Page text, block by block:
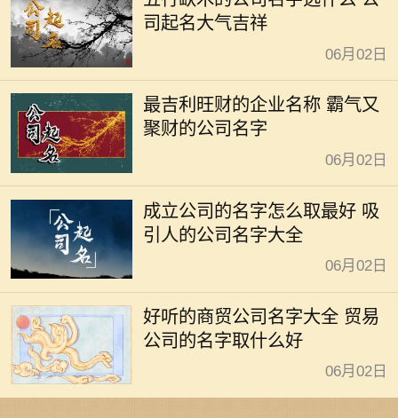
司起名大气吉祥
06月02日
最吉利旺财的企业名称 霸气又
聚财的公司名字
06月02日
成立公司的名字怎么取最好 吸
引人的公司名字大全
06月02日
好听的商贸公司名字大全 贸易
公司的名字取什么好
06月02日